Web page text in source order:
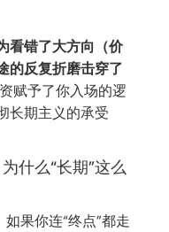
看错了大方向（价
的反复折磨击穿了
赋予了你入场的逻
长期主义的承受
什么“长期”这么
果你连“终点”都走